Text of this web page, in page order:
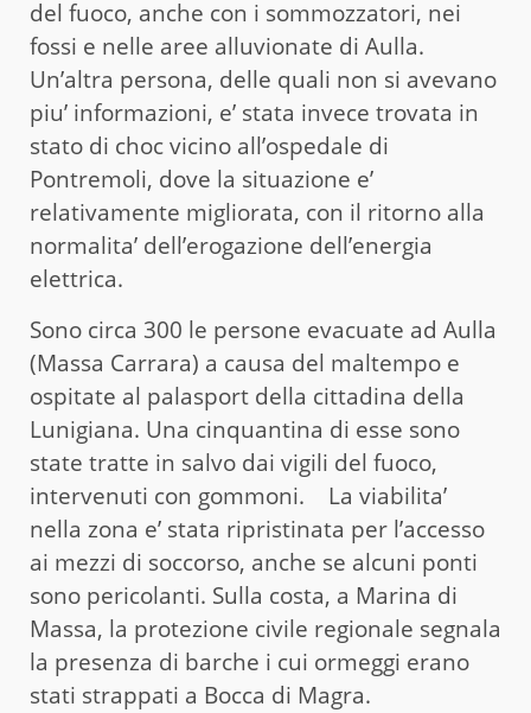
del fuoco, anche con i sommozzatori, nei
fossi e nelle aree alluvionate di Aulla.
Un’altra persona, delle quali non si avevano
piu’ informazioni, e’ stata invece trovata in
stato di choc vicino all’ospedale di
Pontremoli, dove la situazione e’
relativamente migliorata, con il ritorno alla
normalita’ dell’erogazione dell’energia
elettrica.
Sono circa 300 le persone evacuate ad Aulla
(Massa Carrara) a causa del maltempo e
ospitate al palasport della cittadina della
Lunigiana. Una cinquantina di esse sono
state tratte in salvo dai vigili del fuoco,
intervenuti con gommoni. La viabilita’
nella zona e’ stata ripristinata per l’accesso
ai mezzi di soccorso, anche se alcuni ponti
sono pericolanti. Sulla costa, a Marina di
Massa, la protezione civile regionale segnala
la presenza di barche i cui ormeggi erano
stati strappati a Bocca di Magra.